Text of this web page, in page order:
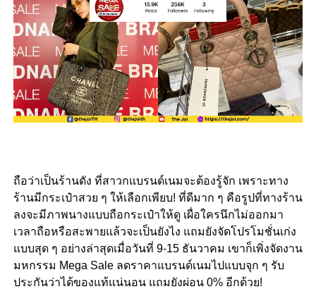
ถือว่าเป็นร้านดัง ที่สาวกแบรนด์เนมจะต้องรู้จัก เพราะทาง
ร้านมีกระเป๋าสวย ๆ ให้เลือกเพียบ! ที่ดีมาก ๆ คือรูปที่ทางร้าน
ลงจะมีภาพนางแบบถือกระเป๋าให้ดู เผื่อใครนึกไม่ออกมา
เวลาถือหรือสะพายแล้วจะเป็นยังไง แถมยังจัดโปรโมชั่นเก่ง
แบบสุด ๆ อย่างล่าสุดเมื่อวันที่ 9-15 ธันวาคม เขาก็เพิ่งจัดงาน
มหกรรม Mega Sale ลดราคาแบรนด์เนมไปแบบจุก ๆ รับ
ประกันว่าได้ของแท้แน่นอน แถมยังผ่อน 0% อีกด้วย!